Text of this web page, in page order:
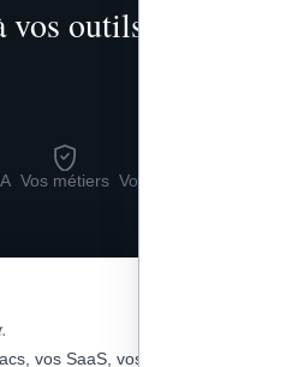
outils, un seul
Vos métiers Vos outils
vos SaaS, vos fichiers